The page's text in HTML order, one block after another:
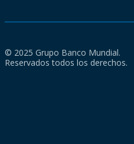
© 2025 Grupo Banco Mundial.
Reservados todos los derechos.